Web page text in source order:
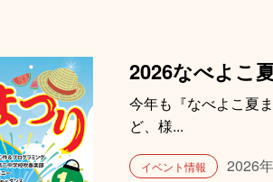
2026なべよこ
今年も『なべよこ夏
ど、様...
イベント情報 2026